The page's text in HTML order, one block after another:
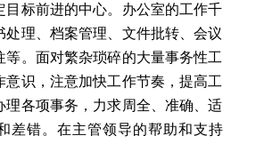
目标前进的中心。办公室的工作千
处理、档案管理、文件批转、会议
等。面对繁杂琐碎的大量事务性工
意识，注意加快工作节奏，提高工
理各项事务，力求周全、准确、适
差错。在主管领导的帮助和支持